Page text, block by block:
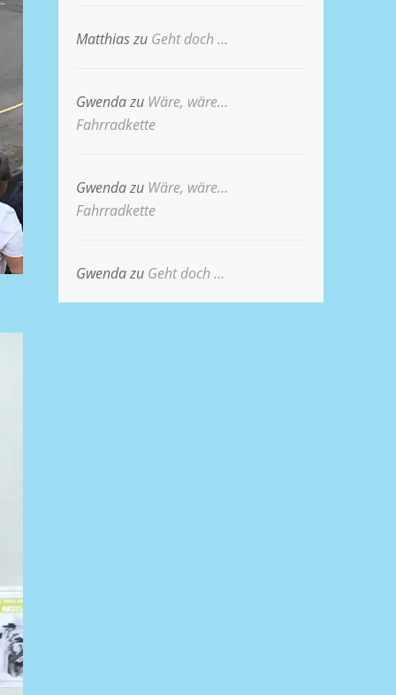
Matthiaszu Geht doch …
Gwendazu Wäre, wäre…
Fahrradkette
Gwendazu Wäre, wäre…
Fahrradkette
Gwendazu Geht doch …